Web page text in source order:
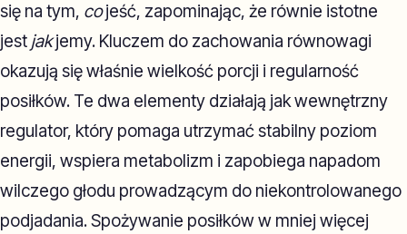
się na tym, cojeść, zapominając, że równie istotne
jest jakjemy. Kluczem do zachowania równowagi
okazują się właśnie wielkość porcji i regularność
posiłków. Te dwa elementy działają jak wewnętrzny
regulator, który pomaga utrzymać stabilny poziom
energii, wspiera metabolizm i zapobiega napadom
wilczego głodu prowadzącym do niekontrolowanego
podjadania. Spożywanie posiłków w mniej więcej